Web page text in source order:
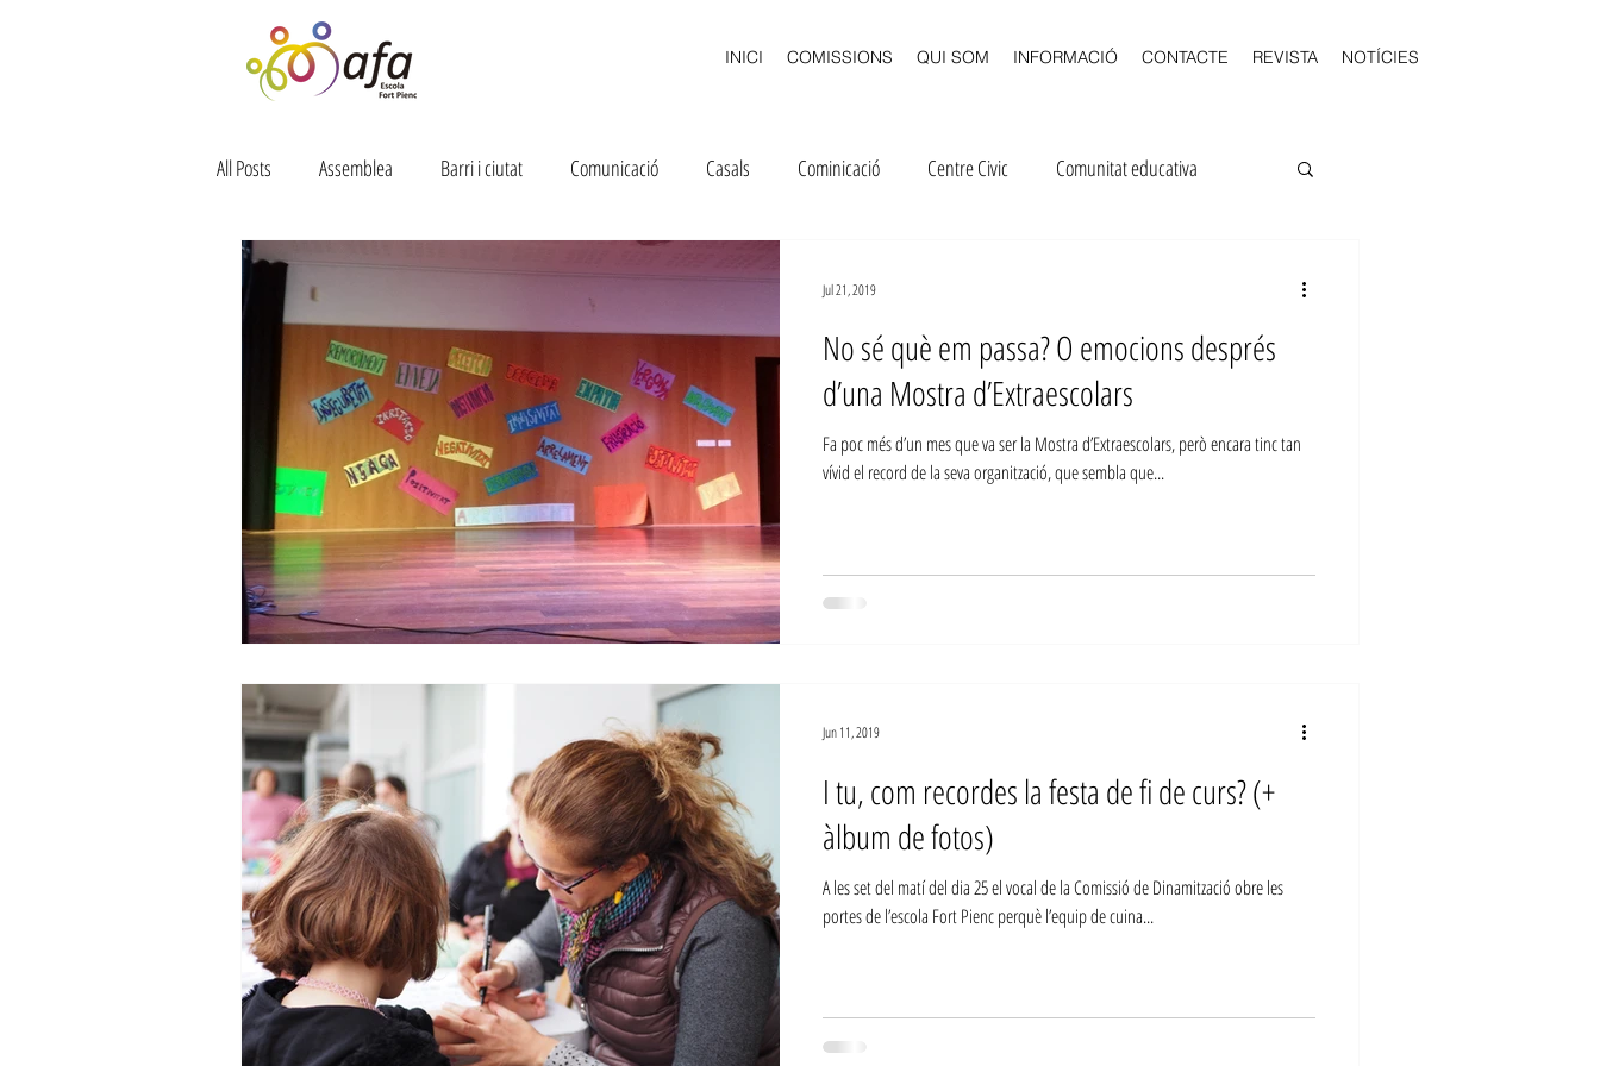
INICI COMISSIONS QUI SOM INFORMACIÓ CONTACTE REVISTA NOTÍCIES
All Posts Assemblea Barri i ciutat Comunicació Casals Cominicació Centre Civic Comunitat educativa
Colònies Delegats
Formació Infraestructures Inscripcions Inscripcions Instagram LOMQE LOMQUE Junta
LOMCE NNEE Menjador Loteria Qualitat Ensenyament
No sé què em passa? O emocions després
d’una Mostra d’Extraescolars
Fa poc més d’un mes que va ser la Mostra d’Extraescolars, però encara tinc tan
vívid el record de la seva organització, que sembla que...
Jul 21, 2019
I tu, com recordes la festa de fi de curs? (+
àlbum de fotos)
A les set del matí del dia 25 el vocal de la Comissió de Dinamització obre les
portes de l’escola Fort Pienc perquè l’equip de cuina...
Jun 11, 2019